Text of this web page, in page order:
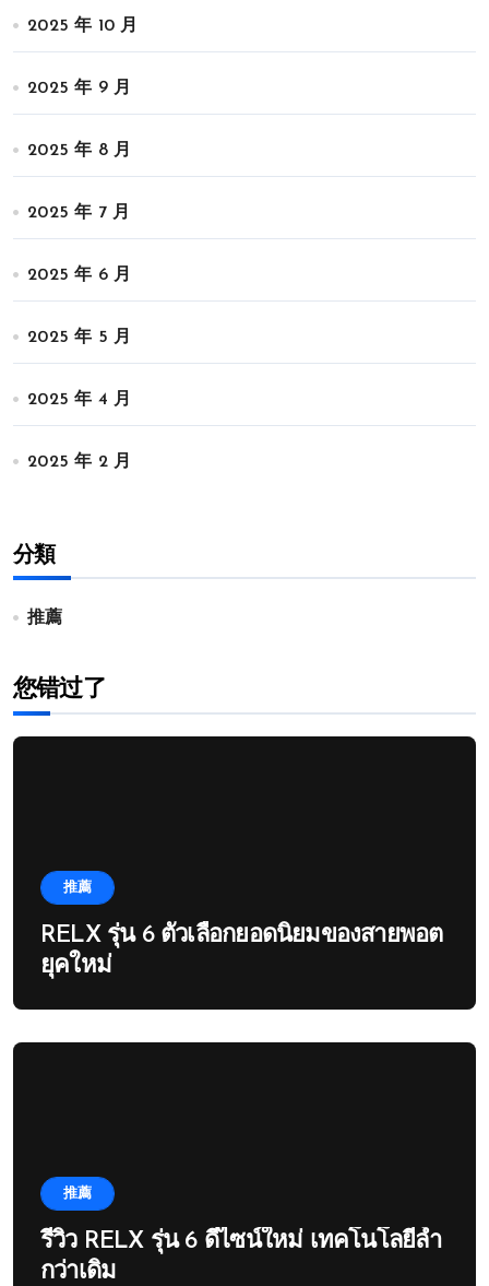
2025 年 10 月
2025 年 9 月
2025 年 8 月
2025 年 7 月
2025 年 6 月
2025 年 5 月
2025 年 4 月
2025 年 2 月
分類
推薦
您错过了
推薦
RELX รุ่น 6 ตัวเลือกยอดนิยมของสายพอต
ยุคใหม่
推薦
รีวิว RELX รุ่น 6 ดีไซน์ใหม่ เทคโนโลยีล้ำ
กว่าเดิม